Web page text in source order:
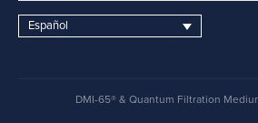
in
new
in
new
in
new
in
new
Español
DMI-65® & Quantum Filtration